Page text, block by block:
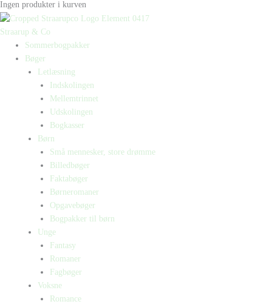
Ingen produkter i kurven
Straarup & Co
Sommerbogpakker
Bøger
Letlæsning
Indskolingen
Mellemtrinnet
Udskolingen
Bogkasser
Børn
Små mennesker, store drømme
Billedbøger
Faktabøger
Børneromaner
Opgavebøger
Bogpakker til børn
Unge
Fantasy
Romaner
Fagbøger
Voksne
Romance